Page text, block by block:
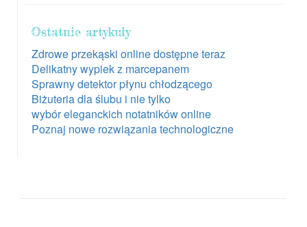
Ostatnie artykuły
Zdrowe przekąski online dostępne teraz
Delikatny wypiek z marcepanem
Sprawny detektor płynu chłodzącego
Biżuteria dla ślubu i nie tylko
wybór eleganckich notatników online
Poznaj nowe rozwiązania technologiczne